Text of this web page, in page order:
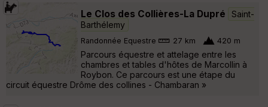
Le Clos des Collières-La Dupré
Saint-
Barthélemy
Randonnée Equestre 27 km 420 m
Parcours équestre et attelage entre les
chambres et tables d'hôtes de Marcollin à
Roybon. Ce parcours est une étape du
circuit équestre Drôme des collines - Chambaran »